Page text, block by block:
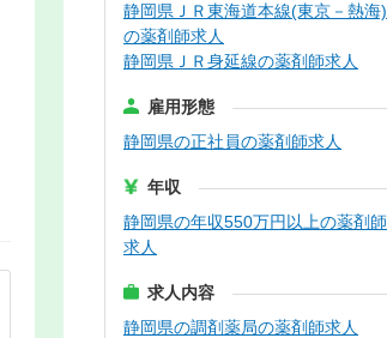
静岡県ＪＲ東海道本線(東京－熱海)
の薬剤師求人
静岡県ＪＲ身延線の薬剤師求人
雇用形態
静岡県の正社員の薬剤師求人
年収
静岡県の年収550万円以上の薬剤師
求人
求人内容
静岡県の調剤薬局の薬剤師求人